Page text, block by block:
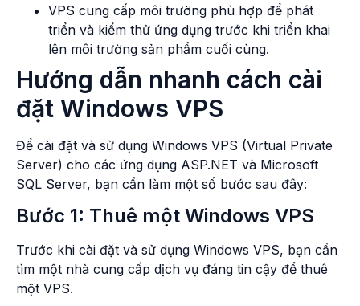
VPS cung cấp môi trường phù hợp để phát
triển và kiểm thử ứng dụng trước khi triển khai
lên môi trường sản phẩm cuối cùng.
Hướng dẫn nhanh cách cài
đặt Windows VPS
Để cài đặt và sử dụng Windows VPS (Virtual Private
Server) cho các ứng dụng ASP.NET và Microsoft
SQL Server, bạn cần làm một số bước sau đây:
Bước 1: Thuê một Windows VPS
Trước khi cài đặt và sử dụng Windows VPS, bạn cần
tìm một nhà cung cấp dịch vụ đáng tin cậy để thuê
một VPS.